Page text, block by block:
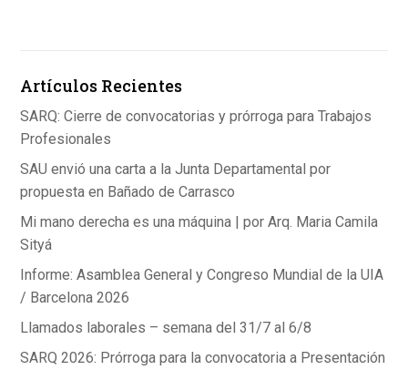
o
k
p
p
Artículos Recientes
SARQ: Cierre de convocatorias y prórroga para Trabajos
Profesionales
SAU envió una carta a la Junta Departamental por
propuesta en Bañado de Carrasco
Mi mano derecha es una máquina | por Arq. Maria Camila
Sityá
Informe: Asamblea General y Congreso Mundial de la UIA
/ Barcelona 2026
Llamados laborales – semana del 31/7 al 6/8
SARQ 2026: Prórroga para la convocatoria a Presentación